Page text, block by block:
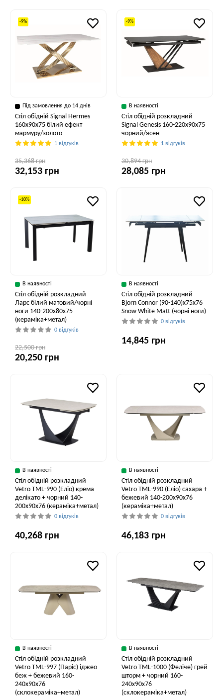
-9%
Під замовлення до 14 днів
Стіл обідній Signal Hermes
160x90x75 білий ефект
мармуру/золото
1 відгуків
35,368 грн
32,153 грн
-9%
В наявності
Стіл обідній розкладний
Signal Genesis 160-220x90x75
чорний/ясен
1 відгуків
30,894 грн
28,085 грн
-10%
В наявності
Стіл обідній розкладний
Ларс білий матовий/чорні
ноги 140-200x80x75
(кераміка+метал)
0 відгуків
22,500 грн
20,250 грн
В наявності
Стіл обідній розкладний
Bjorn Connor (90-140)х75х76
Snow White Matt (чорні ноги)
0 відгуків
14,845 грн
В наявності
Стіл обідній розкладний
Vetro TML-990 (Еліо) крема
делікато + чорний 140-
200x90x76 (кераміка+метал)
0 відгуків
40,268 грн
В наявності
Стіл обідній розкладний
Vetro ТМL-990 (Еліо) сахара +
бежевий 140-200x90x76
(кераміка+метал)
0 відгуків
46,183 грн
В наявності
Стіл обідній розкладний
Vetro ТМL-997 (Паріс) іджео
беж + бежевий 160-
240x90x76
(склокераміка+метал)
В наявності
Стіл обідній розкладний
Vetro ТМL-1000 (Феліче) грей
шторм + чорний 160-
240x90x76
(склокераміка+метал)